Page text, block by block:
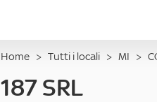
Home > Tutti i locali > MI >
187 SRL